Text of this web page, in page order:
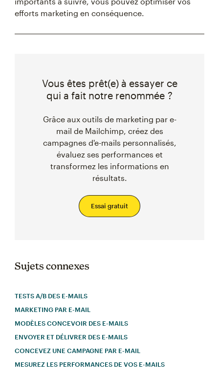
efforts marketing en conséquence.
Vous êtes prêt(e) à essayer ce
qui a fait notre renommée ?
Grâce aux outils de marketing par e-
mail de Mailchimp, créez des
campagnes d'e-mails personnalisés,
évaluez ses performances et
transformez les informations en
résultats.
Essai gratuit
Sujets connexes
TESTS A/B DES E-MAILS
MARKETING PAR E-MAIL
MODÈLES CONCEVOIR DES E-MAILS
ENVOYER ET DÉLIVRER DES E-MAILS
CONCEVEZ UNE CAMPAGNE PAR E-MAIL
MESUREZ LES PERFORMANCES DE VOS E-MAILS